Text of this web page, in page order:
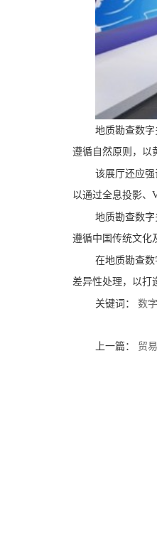
地质勘查数
遵循自然原则，以
该展厅还应
以通过全息投影、
地质勘查数
遵循中国传统文化
在地质勘查数
差异性处理，以打
关键词： 数
上一篇： 贸